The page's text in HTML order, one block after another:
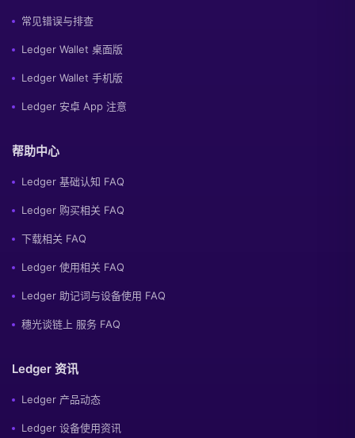
常见错误与排查
Ledger Wallet 桌面版
Ledger Wallet 手机版
Ledger 安卓 App 注意
帮助中心
Ledger 基础认知 FAQ
Ledger 购买相关 FAQ
下载相关 FAQ
Ledger 使用相关 FAQ
Ledger 助记词与设备使用 FAQ
穗光谈链上 服务 FAQ
Ledger 资讯
Ledger 产品动态
Ledger 设备使用资讯